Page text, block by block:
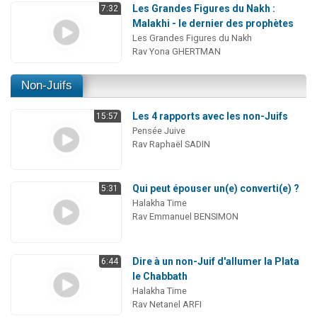
7:32
Les Grandes Figures du Nakh :
Malakhi - le dernier des prophètes
Les Grandes Figures du Nakh
Rav Yona GHERTMAN
Non-Juifs
15:57 Les 4 rapports avec les non-Juifs
Pensée Juive
Rav Raphaël SADIN
5:31 Qui peut épouser un(e) converti(e) ?
Halakha Time
Rav Emmanuel BENSIMON
6:44
Dire à un non-Juif d'allumer la Plata
le Chabbath
Halakha Time
Rav Netanel ARFI